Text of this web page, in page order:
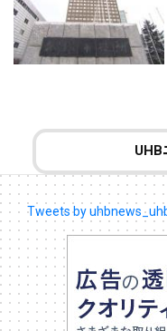
UHB
Tweets by